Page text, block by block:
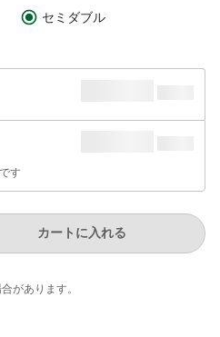
セミダブル
す
カートに入れる
が​あります。